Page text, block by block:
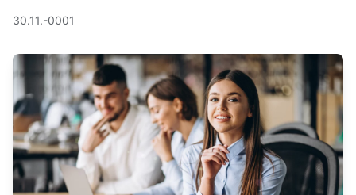
30.11.-0001